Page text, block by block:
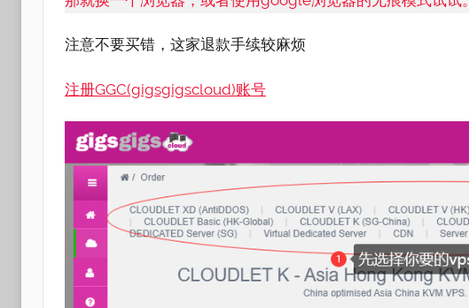
注意不要买错，这家退款手续较麻烦
注册GGC(gigsgigscloud)账号